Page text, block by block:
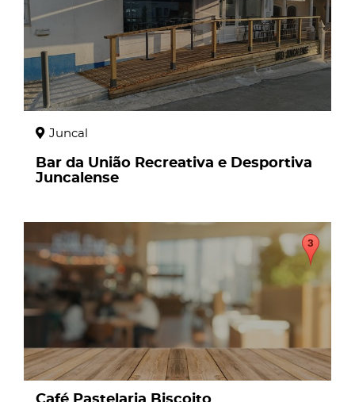
Juncal
Bar da União Recreativa e Desportiva
Juncalense
page